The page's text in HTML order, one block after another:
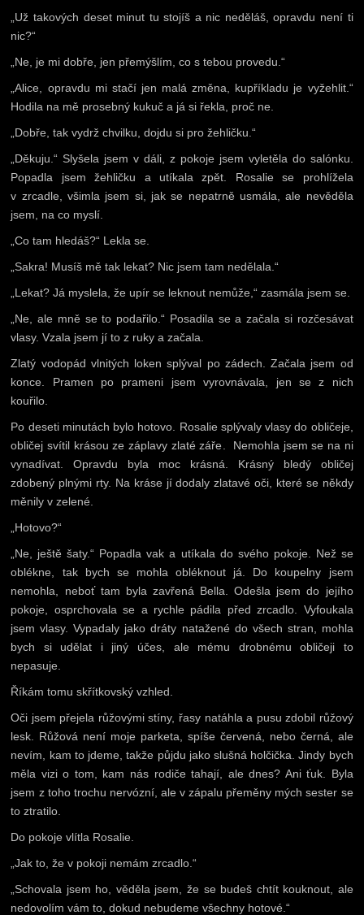
„Už takových deset minut tu stojíš a nic neděláš, opravdu není ti
nic?“
„Ne, je mi dobře, jen přemýšlím, co s tebou provedu.“
„Alice, opravdu mi stačí jen malá změna, kupříkladu je vyžehlit.“
Hodila na mě prosebný kukuč a já si řekla, proč ne.
„Dobře, tak vydrž chvilku, dojdu si pro žehličku.“
„Děkuju.“ Slyšela jsem v dáli, z pokoje jsem vyletěla do salónku.
Popadla jsem žehličku a utíkala zpět. Rosalie se prohlížela
v zrcadle, všimla jsem si, jak se nepatrně usmála, ale nevěděla
jsem, na co myslí.
„Co tam hledáš?“ Lekla se.
„Sakra! Musíš mě tak lekat? Nic jsem tam nedělala.“
„Lekat? Já myslela, že upír se leknout nemůže,“ zasmála jsem se.
„Ne, ale mně se to podařilo.“ Posadila se a začala si rozčesávat
vlasy. Vzala jsem jí to z ruky a začala.
Zlatý vodopád vlnitých loken splýval po zádech. Začala jsem od
konce. Pramen po prameni jsem vyrovnávala, jen se z nich
kouřilo.
Po deseti minutách bylo hotovo. Rosalie splývaly vlasy do obličeje,
obličej svítil krásou ze záplavy zlaté záře. Nemohla jsem se na ni
vynadívat. Opravdu byla moc krásná. Krásný bledý obličej
zdobený plnými rty. Na kráse jí dodaly zlatavé oči, které se někdy
měnily v zelené.
„Hotovo?“
„Ne, ještě šaty.“ Popadla vak a utíkala do svého pokoje. Než se
oblékne, tak bych se mohla obléknout já. Do koupelny jsem
nemohla, neboť tam byla zavřená Bella. Odešla jsem do jejího
pokoje, osprchovala se a rychle pádila před zrcadlo. Vyfoukala
jsem vlasy. Vypadaly jako dráty natažené do všech stran, mohla
bych si udělat i jiný účes, ale mému drobnému obličeji to
nepasuje.
Říkám tomu skřítkovský vzhled.
Oči jsem přejela růžovými stíny, řasy natáhla a pusu zdobil růžový
lesk. Růžová není moje parketa, spíše červená, nebo černá, ale
nevím, kam to jdeme, takže půjdu jako slušná holčička. Jindy bych
měla vizi o tom, kam nás rodiče tahají, ale dnes? Ani ťuk. Byla
jsem z toho trochu nervózní, ale v zápalu přeměny mých sester se
to ztratilo.
Do pokoje vlítla Rosalie.
„Jak to, že v pokoji nemám zrcadlo.“
„Schovala jsem ho, věděla jsem, že se budeš chtít kouknout, ale
nedovolím vám to, dokud nebudeme všechny hotové.“